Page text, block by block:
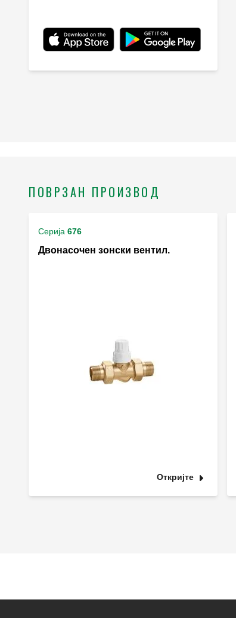
ПОВРЗАН ПРОИЗВОД
Серија 676
Двонасочен зонски вентил.
Откријте